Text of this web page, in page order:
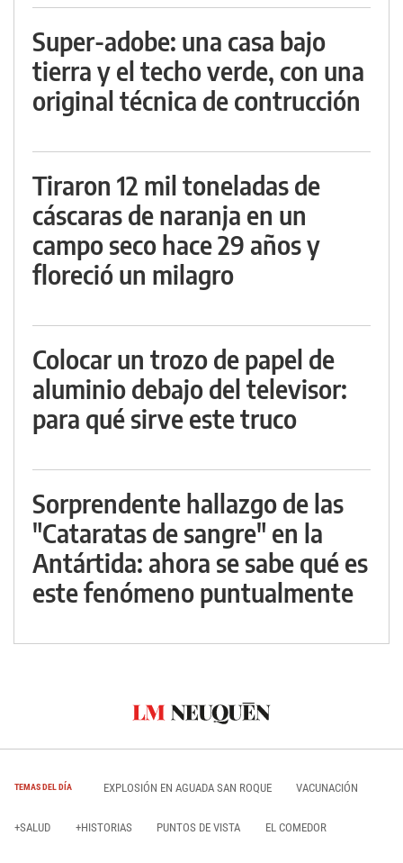
Super-adobe: una casa bajo
tierra y el techo verde, con una
original técnica de contrucción
Tiraron 12 mil toneladas de
cáscaras de naranja en un
campo seco hace 29 años y
floreció un milagro
Colocar un trozo de papel de
aluminio debajo del televisor:
para qué sirve este truco
Sorprendente hallazgo de las
"Cataratas de sangre" en la
Antártida: ahora se sabe qué es
este fenómeno puntualmente
TEMAS DEL DÍA EXPLOSIÓN EN AGUADA SAN ROQUE VACUNACIÓN
+SALUD +HISTORIAS PUNTOS DE VISTA EL COMEDOR